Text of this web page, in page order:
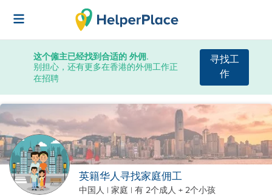
这个僱主已经找到合适的 外佣.
别担心，还有更多在香港的外佣工作正
在招聘
寻找工
作
英籍华人寻找家庭佣工
中国人 | 家庭 | 有 2个成人 + 2个小孩